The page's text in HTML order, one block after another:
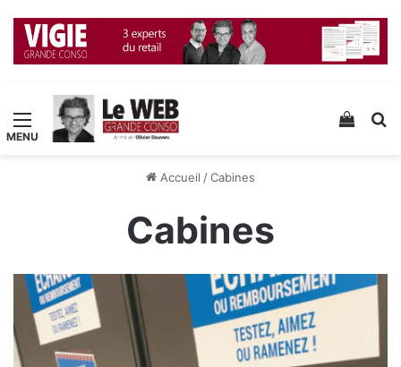
Menu Voir
Accueil /Cabines
Cabines